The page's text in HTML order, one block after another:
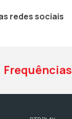
redes sociais
Frequências